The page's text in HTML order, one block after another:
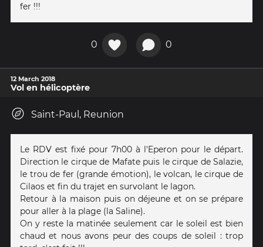
fer !!!
0 0
12 March 2018
Vol en hélicoptère
Saint-Paul, Reunion
Le RDV est fixé pour 7h00 à l'Eperon pour le départ.
Direction le cirque de Mafate puis le cirque de Salazie,
le trou de fer (grande émotion), le volcan, le cirque de
Cilaos et fin du trajet en survolant le lagon.
Retour à la maison puis on déjeune et on se prépare
pour aller à la plage (la Saline).
On y reste la matinée seulement car le soleil est bien
chaud et nous avons peur des coups de soleil : trop